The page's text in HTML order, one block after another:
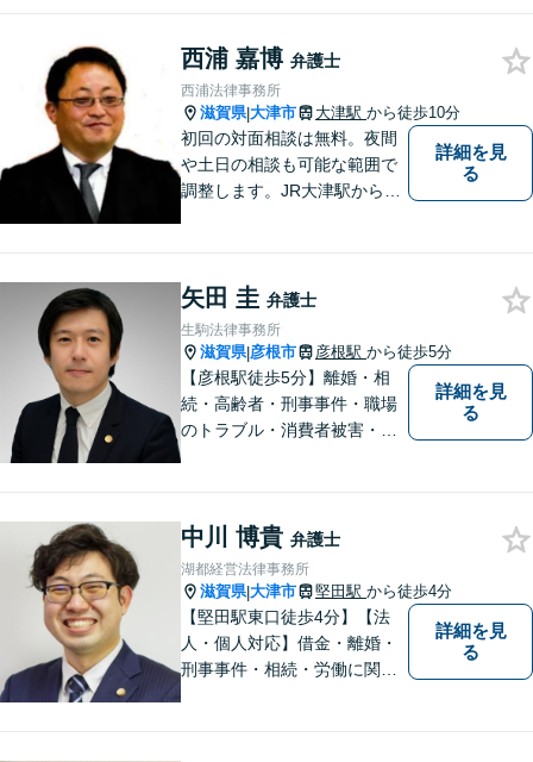
あり】
西浦 嘉博 弁護士
西浦法律事務所
滋賀県|大津市 大津駅 から徒歩10分
初回の対面相談は無料。夜間
や土日の相談も可能な範囲で
調整します。JR大津駅から徒
位 弁護士ドットコムランキ
ング（2024年7月-2026年7月
現在）】
詳細を見
る
矢田 圭 弁護士
生駒法律事務所
滋賀県|彦根市 彦根駅 から徒歩5分
【彦根駅徒歩5分】離婚・相
続・高齢者・刑事事件・職場
のトラブル・消費者被害・法
詳細を見
る
中川 博貴 弁護士
湖都経営法律事務所
滋賀県|大津市 堅田駅 から徒歩4分
【堅田駅東口徒歩4分】【法
人・個人対応】借金・離婚・
刑事事件・相続・労働に関す
詳細を見
る